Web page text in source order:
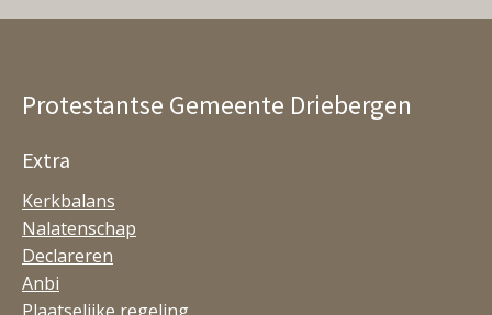
Protestantse Gemeente Driebergen
Extra
Kerkbalans
Nalatenschap
Declareren
Anbi